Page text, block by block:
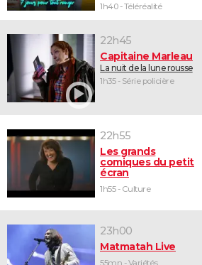
1h40 - Téléréalité
22h45
Capitaine Marleau
La nuit de la lune rousse
1h35 - Série policière
22h55
Les grands
comiques du petit
écran
1h55 - Culture
23h00
Matmatah Live
55mn - Variétés